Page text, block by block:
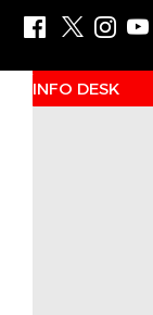
INFO DESK